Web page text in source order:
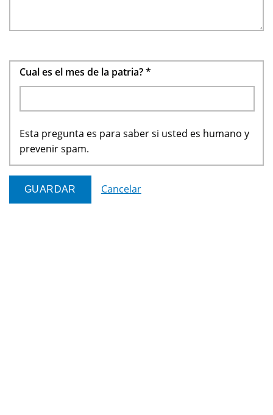
Cual es el mes de la patria?*
Esta pregunta es para saber si usted es humano y
prevenir spam.
Cancelar